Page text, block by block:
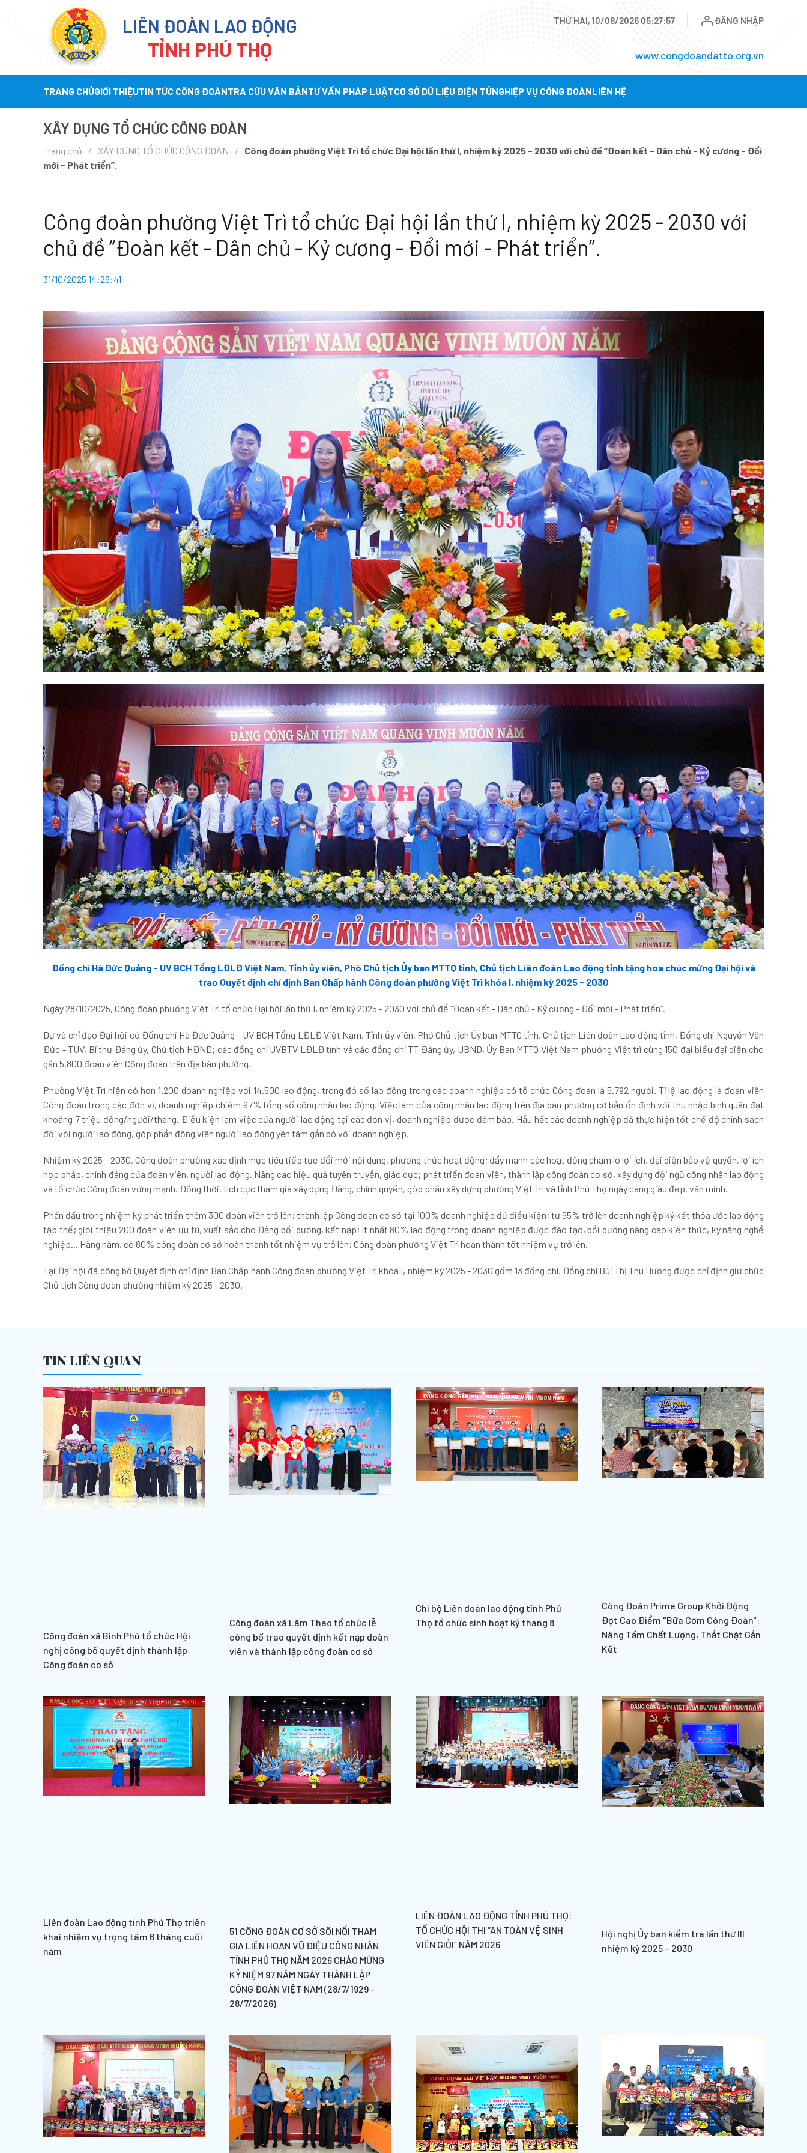
LIÊN ĐOÀN LAO ĐỘNG
TỈNH PHÚ THỌ
THỨ HAI, 10/08/2026 05:27:59 ĐĂNG NHẬP
www.congdoandatto.org.vn
TRANG CHỦGIỚI THIỆUTIN TỨC CÔNG ĐOÀNTRA CỨU VĂN BẢNTƯ VẤN PHÁP LUẬTCƠ SỞ DỮ LIỆU ĐIỆN TỬNGHIỆP VỤ CÔNG ĐOÀNLIÊN HỆ
XÂY DỰNG TỔ CHỨC CÔNG ĐOÀN
Trang chủ XÂY DỰNG TỔ CHỨC CÔNG ĐOÀN
Công đoàn phường Việt Trì tổ chức Đại hội lần thứ I, nhiệm kỳ 2025 - 2030 với chủ đề “Đoàn kết - Dân chủ - Kỷ cương - Đổi
mới - Phát triển”.
Công đoàn phường Việt Trì tổ chức Đại hội lần thứ I, nhiệm kỳ 2025 - 2030 với
chủ đề “Đoàn kết - Dân chủ - Kỷ cương - Đổi mới - Phát triển”.
31/10/2025 14:26:41
Đồng chí Hà Đức Quảng - UV BCH Tổng LĐLĐ Việt Nam, Tỉnh ủy viên, Phó Chủ tịch Ủy ban MTTQ tỉnh, Chủ tịch Liên đoàn Lao động tỉnh tặng hoa chúc mừng Đại hội và
trao Quyết định chỉ định Ban Chấp hành Công đoàn phường Việt Trì khóa I, nhiệm kỳ 2025 - 2030
Ngày 28/10/2025, Công đoàn phường Việt Trì tổ chức Đại hội lần thứ I, nhiệm kỳ 2025 - 2030 với chủ đề “Đoàn kết - Dân chủ - Kỷ cương - Đổi mới - Phát triển”.
Dự và chỉ đạo Đại hội có Đồng chí Hà Đức Quảng - UV BCH Tổng LĐLĐ Việt Nam, Tỉnh ủy viên, Phó Chủ tịch Ủy ban MTTQ tỉnh, Chủ tịch Liên đoàn Lao động tỉnh, Đồng chí Nguyễn Văn
Đức - TUV, Bí thư Đảng ủy, Chủ tịch HĐND; các đồng chí UVBTV LĐLĐ tỉnh và các đồng chí TT Đảng ủy, UBND, Ủy Ban MTTQ Việt Nam phường Việt trì cùng 150 đại biểu đại diện cho
gần 5.800 đoàn viên Công đoàn trên địa bàn phường.
Phường Việt Trì hiện có hơn 1.200 doanh nghiệp với 14.500 lao động, trong đó số lao động trong các doanh nghiệp có tổ chức Công đoàn là 5.792 người. Tỉ lệ lao động là đoàn viên
Công đoàn trong các đơn vị, doanh nghiệp chiếm 97% tổng số công nhân lao động. Việc làm của công nhân lao động trên địa bàn phường cơ bản ổn định với thu nhập bình quân đạt
khoảng 7 triệu đồng/người/tháng. Điều kiện làm việc của người lao động tại các đơn vị, doanh nghiệp được đảm bảo. Hầu hết các doanh nghiệp đã thực hiện tốt chế độ chính sách
đối với người lao động, góp phần động viên người lao động yên tâm gắn bó với doanh nghiệp.
Nhiệm kỳ 2025 - 2030, Công đoàn phường xác định mục tiêu tiếp tục đổi mới nội dung, phương thức hoạt động; đẩy mạnh các hoạt động chăm lo lợi ích, đại diện bảo vệ quyền, lợi ích
hợp pháp, chính đáng của đoàn viên, người lao động. Nâng cao hiệu quả tuyên truyền, giáo dục; phát triển đoàn viên, thành lập công đoàn cơ sở, xây dựng đội ngũ công nhân lao động
và tổ chức Công đoàn vững mạnh. Đồng thời, tích cực tham gia xây dựng Đảng, chính quyền, góp phần xây dựng phường Việt Trì và tỉnh Phú Thọ ngày càng giàu đẹp, văn minh.
Phấn đấu trong nhiệm kỳ phát triển thêm 300 đoàn viên trở lên; thành lập Công đoàn cơ sở tại 100% doanh nghiệp đủ điều kiện; từ 95% trở lên doanh nghiệp ký kết thỏa ước lao động
tập thể; giới thiệu 200 đoàn viên ưu tú, xuất sắc cho Đảng bồi dưỡng, kết nạp; ít nhất 80% lao động trong doanh nghiệp được đào tạo, bồi dưỡng nâng cao kiến thức, kỹ năng nghề
nghiệp... Hằng năm, có 80% công đoàn cơ sở hoàn thành tốt nhiệm vụ trở lên; Công đoàn phường Việt Trì hoàn thành tốt nhiệm vụ trở lên.
Tại Đại hội đã công bố Quyết định chỉ định Ban Chấp hành Công đoàn phường Việt Trì khóa I, nhiệm kỳ 2025 - 2030 gồm 13 đồng chí. Đồng chí Bùi Thị Thu Hương được chỉ định giữ chức
Chủ tịch Công đoàn phường nhiệm kỳ 2025 - 2030.
TIN LIÊN QUAN
Công đoàn xã Bình Phú tổ chức Hội
nghị công bố quyết định thành lập
Công đoàn cơ sở
Công đoàn xã Lâm Thao tổ chức lễ
công bố trao quyết định kết nạp đoàn
viên và thành lập công đoàn cơ sở
Chi bộ Liên đoàn lao động tỉnh Phú
Thọ tổ chức sinh hoạt kỳ tháng 8
Công Đoàn Prime Group Khởi Động
Đợt Cao Điểm "Bữa Cơm Công Đoàn":
Nâng Tầm Chất Lượng, Thắt Chặt Gắn
Kết
Liên đoàn Lao động tỉnh Phú Thọ triển
khai nhiệm vụ trọng tâm 6 tháng cuối
năm
51 CÔNG ĐOÀN CƠ SỞ SÔI NỔI THAM
GIA LIÊN HOAN VŨ ĐIỆU CÔNG NHÂN
TỈNH PHÚ THỌ NĂM 2026 CHÀO MỪNG
KỶ NIỆM 97 NĂM NGÀY THÀNH LẬP
CÔNG ĐOÀN VIỆT NAM (28/7/1929 -
28/7/2026)
LIÊN ĐOÀN LAO ĐỘNG TỈNH PHÚ THỌ:
TỔ CHỨC HỘI THI “AN TOÀN VỆ SINH
VIÊN GIỎI” NĂM 2026
Hội nghị Ủy ban kiểm tra lần thứ III
nhiệm kỳ 2025 – 2030